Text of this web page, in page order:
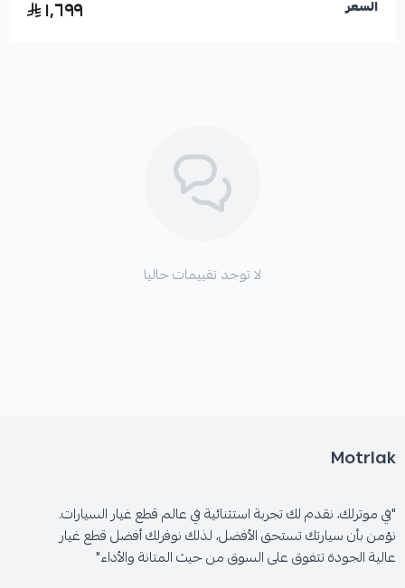
اهتزازات الفرامل (الرجّة) عند الضغط على دواسة
السعر ١٬٦٩٩
لا توجد تقييمات حاليا
Motrlak
"في موترلك، نقدم لك تجربة استثنائية في عالم قطع غيار السيارات.
نؤمن بأن سيارتك تستحق الأفضل، لذلك نوفرلك أفضل قطع غيار
عالية الجودة تتفوق على السوق من حيث المتانة والأداء"